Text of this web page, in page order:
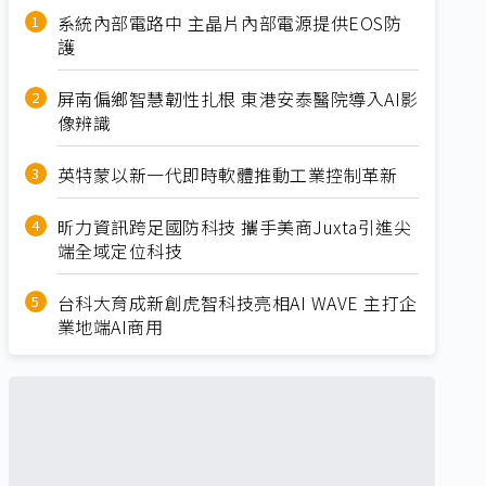
系統內部電路中 主晶片內部電源提供EOS防
護
屏南偏鄉智慧韌性扎根 東港安泰醫院導入AI影
像辨識
英特蒙以新一代即時軟體推動工業控制革新
昕力資訊跨足國防科技 攜手美商Juxta引進尖
端全域定位科技
台科大育成新創虎智科技亮相AI WAVE 主打企
業地端AI商用